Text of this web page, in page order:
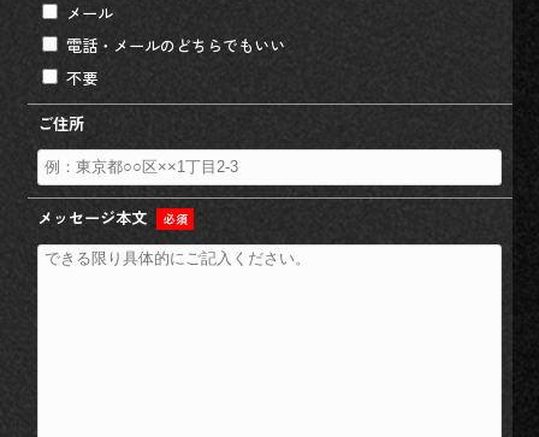
メール
電話・メールのどちらでもいい
不要
ご住所
メッセージ本文 必須